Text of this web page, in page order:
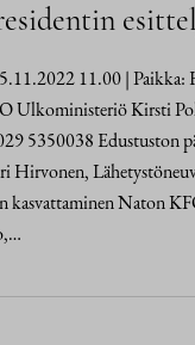
11.00 | Paikka:
Ulkoministeriö Kirsti
5350038 Edustuston
Hirvonen,
kasvattaminen Naton